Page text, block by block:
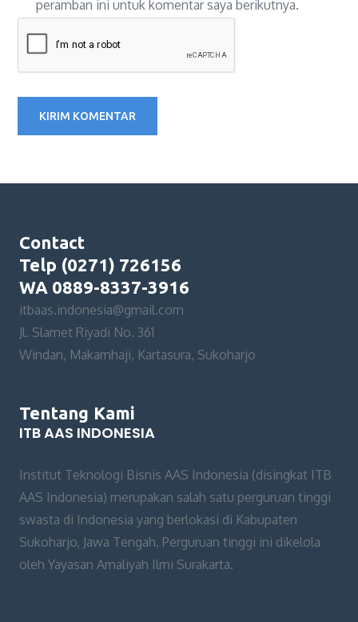
peramban ini untuk komentar saya berikutnya.
Contact
Telp (0271) 726156
WA 0889-8337-3916
itbaas.indonesia@gmail.com
Jl. Slamet Riyadi No. 361
Windan, Makamhaji, Kartasura, Sukoharjo
Tentang Kami
ITB AAS INDONESIA
Institut Teknologi Bisnis AAS Indonesia (disingkat ITB
AAS Indonesia) merupakan salah satu perguruan tinggi
swasta di Indonesia yang berlokasi di Kabupaten
Sukoharjo, Jawa Tengah. Perguruan tinggi ini dikelola
oleh Yayasan Amaliyah Ilmi Surakarta.